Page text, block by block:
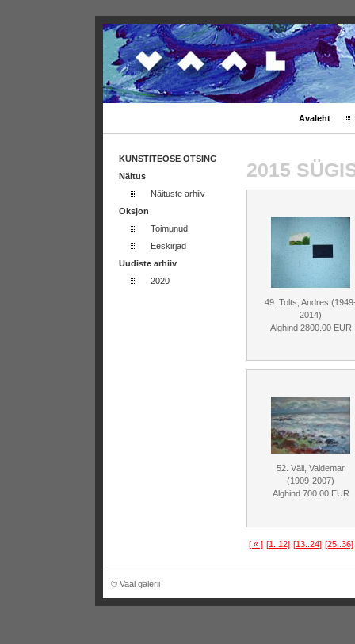
Avaleht
KUNSTITEOSE OTSING
Näitus
Näituste arhiiv
Oksjon
Toimunud
Eeskirjad
Uudiste arhiiv
2020
2015
49. Tolts, Andres
2014)
Alghind 2800.00 EUR
52. Väli, Valdemar
(1909-2007)
Alghind 700.00 EUR
[ « ] [1..12] [13..24] [25..36]
© Vaal galerii